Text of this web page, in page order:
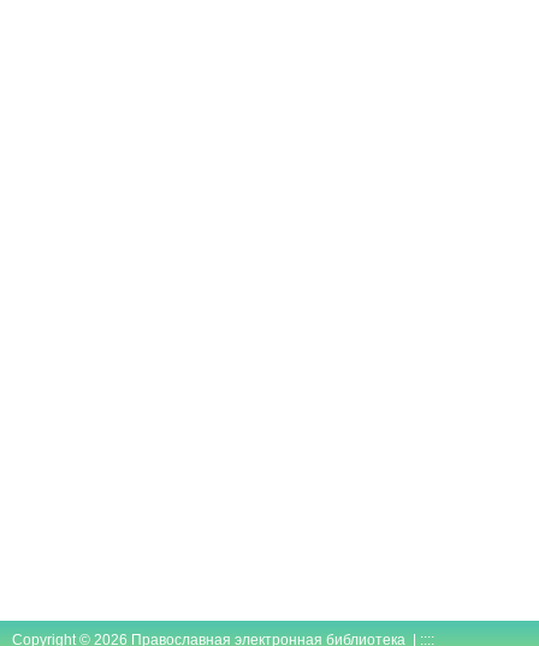
Copyright © 2026 Православная электронная библиотека | ::::